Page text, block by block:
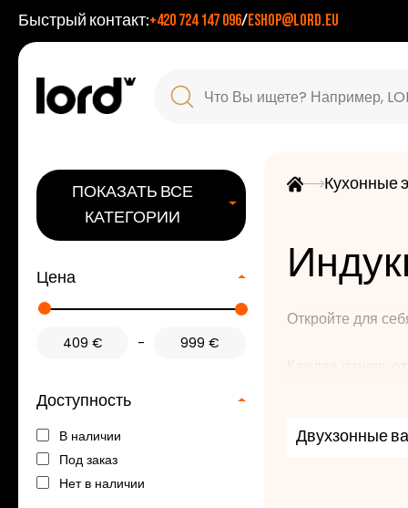
Быстрый контакт:+420 724 147 096/eshop@lord.eu
ПОКАЗАТЬ ВСЕ
КАТЕГОРИИ
Цена
-
Доступность
В наличии
Под заказ
Нет в наличии
Кухонные
Откройте для
Двухзонные